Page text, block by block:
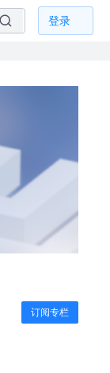
登录
订阅专栏